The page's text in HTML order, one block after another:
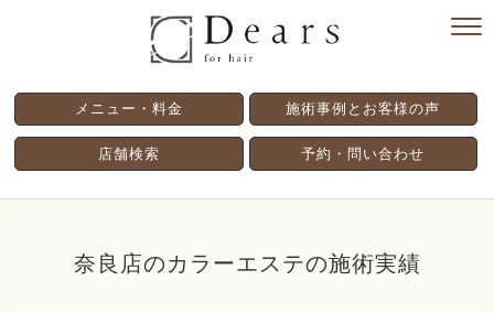
メニュー・料金 施術事例とお客様の声
店舗検索 予約・問い合わせ
奈良店のカラーエステの施術実績